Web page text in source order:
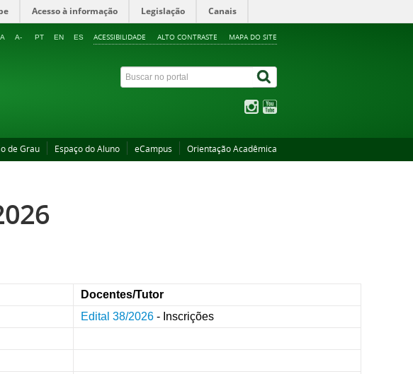
Acesso à informação Legislação Canais
ACESSIBILIDADE ALTO CONTRASTE MAPA DO SITE
A A- PT EN ES
de Grau Espaço do Aluno eCampus Orientação Acadêmica
Docentes/Tutor
Edital 38/2026 - Inscrições